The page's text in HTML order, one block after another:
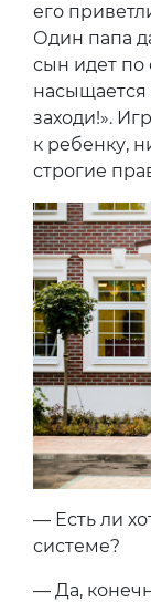
его
Один папа
сын идет по
заходи!».
к ребенку,
строгие
— Есть ли
системе?
— Да,